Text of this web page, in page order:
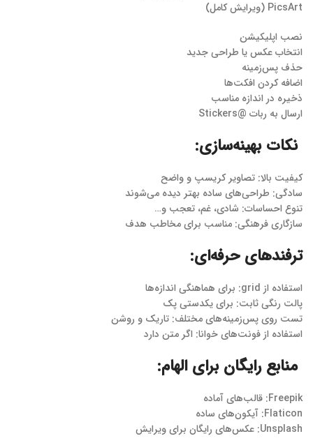
PicsArt (ویرایش کامل)
نصب اپلیکیشن
انتخاب عکس یا طراحی جدید
حذف پس‌زمینه
اضافه کردن افکت‌ها
ذخیره در اندازه مناسب
ارسال به ربات @Stickers
نکات بهینه‌سازی:
کیفیت بالا: تصاویر کریسپ و واضح
سادگی: طراحی‌های ساده بهتر دیده می‌شوند
تنوع احساسات: شادی، غم، تعجب و…
سازگاری فرهنگی: مناسب برای مخاطب هدف
ترفندهای حرفه‌ای:
استفاده از grid: برای هماهنگی اندازه‌ها
پالت رنگی ثابت: برای یکدستی پک
تست روی پس‌زمینه‌های مختلف: تاریک و روشن
استفاده از فونت‌های خوانا: اگر متن دارد
منابع رایگان برای الهام:
Freepik: قالب‌های آماده
Flaticon: آیکون‌های ساده
Unsplash: عکس‌های رایگان برای ویرایش